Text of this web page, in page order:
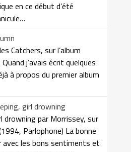
en ce début d’été
Catchers, sur l’album
j’avais écrit quelques
à propos du premier album
girl drowning
drowning par Morrissey, sur
Parlophone) La bonne
avec les bons sentiments et